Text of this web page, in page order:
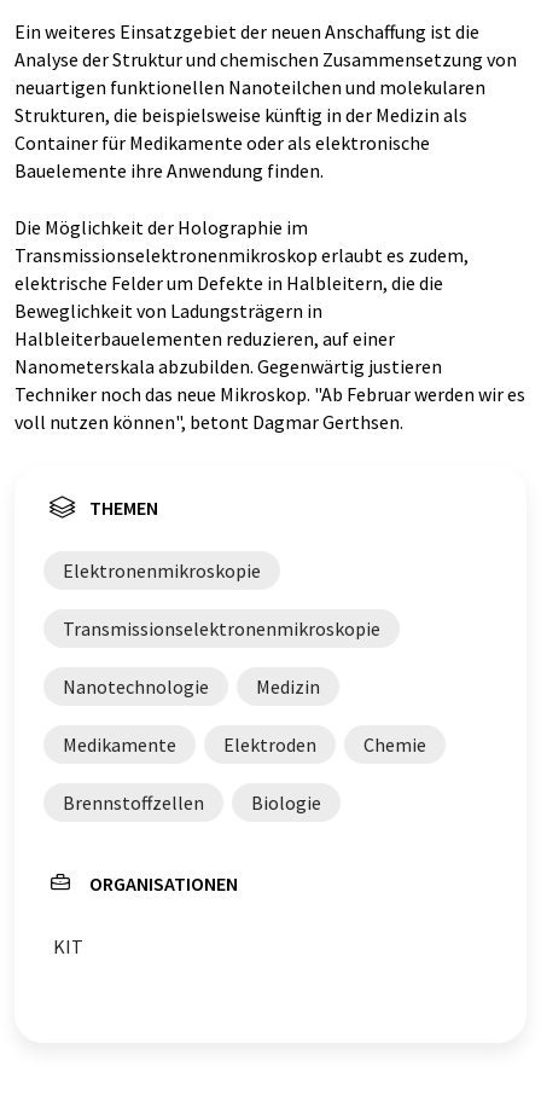
Ein weiteres Einsatzgebiet der neuen Anschaffung ist die
Analyse der Struktur und chemischen Zusammensetzung von
neuartigen funktionellen Nanoteilchen und molekularen
Strukturen, die beispielsweise künftig in der Medizin als
Container für Medikamente oder als elektronische
Bauelemente ihre Anwendung finden.
Die Möglichkeit der Holographie im
Transmissionselektronenmikroskop erlaubt es zudem,
elektrische Felder um Defekte in Halbleitern, die die
Beweglichkeit von Ladungsträgern in
Halbleiterbauelementen reduzieren, auf einer
Nanometerskala abzubilden. Gegenwärtig justieren
Techniker noch das neue Mikroskop. "Ab Februar werden wir es
voll nutzen können", betont Dagmar Gerthsen.
THEMEN
Elektronenmikroskopie
Transmissionselektronenmikroskopie
Nanotechnologie Medizin
Medikamente Elektroden Chemie
Brennstoffzellen Biologie
ORGANISATIONEN
KIT